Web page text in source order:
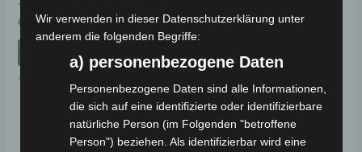
Bewertet
mit
0
699,00€ *
IN DEN WARENKORB
CARGO VOLT
CARGO VOLT
Wir verwenden in dieser Datenschutzerklärung unter
anderem die folgenden Begriffe:
a) personenbezogene Daten
Personenbezogene Daten sind alle Informationen,
die sich auf eine identifizierte oder identifizierbare
natürliche Person (im Folgenden "betroffene
Person") beziehen. Als identifizierbar wird eine